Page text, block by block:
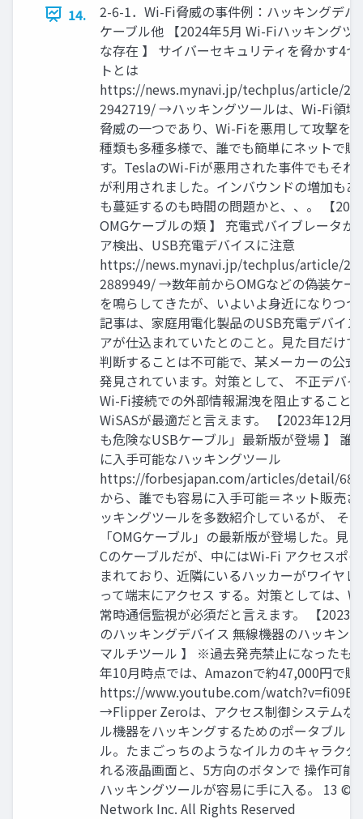
14.
2-6-1．Wi-Fi脅威の事件例：ハッキングデバ
ケーブル他 【2024年5月 Wi-Fiハッキングツ
な存在 】 サイバーセキュリティを脅かす4
トとは
https://news.mynavi.jp/techplus/article/
2942719/ →ハッキングツールは、Wi-Fi領域
脅威の一つであり、Wi-Fiを悪用して攻撃を
種類も多種多様で、誰でも簡単にネットで購
す。TeslaのWi-Fiが悪用された事件でもそれ
が利用されました。インバウンドの増加もあ
も蔓延するのも時間の問題かと、、。 【
OMGケーブルの類 】 充電式バイブレータか
ア検出、USB充電デバイスに注意
https://news.mynavi.jp/techplus/article/
2889949/ →数年前からOMGなどの偽装ケー
を鳴らしてきたが、いよいよ身近になりつつ
記事は、家庭用電化製品のUSB充電デバイ
アが仕込まれていたとのこと。見た目だけ
判断することは不可能で、某メーカーの公式
発見されています。対策として、 不正デバ
Wi-Fi接続での外部情報漏洩を阻止すること
WiSASが最適だと言えます。 【2023年12月
も危険なUSBケーブル」最新版が登場 】 誰
に入手可能なハッキングツール
https://forbesjapan.com/articles/detail/
から、誰でも容易に入手可能＝ネット販売
ッキングツールを多数紹介しているが、 そ
「OMGケーブル」の最新版が登場した。見
Cのケーブルだが、中にはWi-Fi アクセスポ
まれており、近隣にいるハッカーがワイヤ
って端末にアクセス する。対策としては、
常時通信監視が必須だと言えます。 【2023
のハッキングデバイス 無線機器のハッキン
マルチツール 】 ※過去発売禁止になったも
年10月時点では、Amazonで約47,000円で購
https://www.youtube.com/
→Flipper Zeroは、アクセス制御システムな
ル機器をハッキングするためのポータブル
ル。たまごっちのようなイルカのキャラク
れる液晶画面と、5方向のボタンで 操作可能
ハッキングツールが容易に手に入る。 13
Network Inc. All Rights Reserved